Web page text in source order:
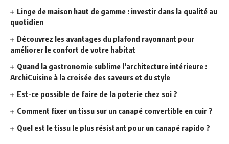
Linge de maison haut de gamme : investir dans la qualité au
quotidien
Découvrez les avantages du plafond rayonnant pour
améliorer le confort de votre habitat
Quand la gastronomie sublime l’architecture intérieure :
ArchiCuisine à la croisée des saveurs et du style
Est-ce possible de faire de la poterie chez soi ?
Comment fixer un tissu sur un canapé convertible en cuir ?
Quel est le tissu le plus résistant pour un canapé rapido ?